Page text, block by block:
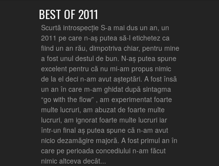
BEST OF 2011
Scurtă introspecție S-a mai dus un an, un
2011 pe care n-aș putea să-l etichetez ca
fiind un an rău, dimpotriva chiar, pentru mine
a fost unul destul de bun. N-aș putea spune
excelent pentru că nu mi-am propus nimic
de la el deci n-am avut așteptări. A fost însă
un an în care m-am ghidat după sintagma
“go with the flow” , am experimentat foarte
multe lucruri, am abuzat de foarte multe
lucruri, am ignorat foarte multe lucruri iar
într-un final aș putea spune că n-am avut
nicio dezamăgire majoră. A fost primul an în
care pe perioada concediului n-am făcut
nimic altceva decât...